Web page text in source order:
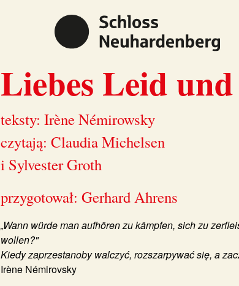
Liebes Leid
teksty: Irène Némirowsky
czytają: Claudia Michelsen
i Sylvester Groth
przygotował: Gerhard Ahrens
„Wann würde man aufhören zu kämpfen, sich zu
wollen?"
Kiedy zaprzestanoby walczyć, rozszarpywać się, a
Irène Némirovsky